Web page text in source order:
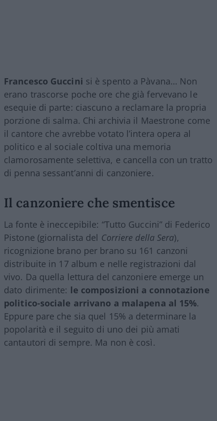
Francesco Guccini si è spento a Pàvana… Non
erano trascorse poche ore che già fervevano le
esequie di parte: ciascuno a reclamare la propria
porzione di salma. Chi archivia il Maestrone come
il cantore che avrebbe votato l’intera opera al
politico e al sociale coltiva una memoria
clamorosamente selettiva, e cancella con un tratto
di penna sessant’anni di canzoniere.
Il canzoniere che smentisce
La fonte è ineccepibile: “Tutto Guccini” di Federico
Pistone (giornalista del Corriere della Sera),
ricognizione brano per brano su 161 canzoni
distribuite in 17 album e nelle registrazioni dal
vivo. Da quella lettura del canzoniere emerge un
dato dirimente: le composizioni a connotazione
politico-sociale arrivano a malapena al 15%.
Eppure pare che sia quel 15% a determinare la
popolarità e il seguito di uno dei più amati
cantautori di sempre. Ma non è così.